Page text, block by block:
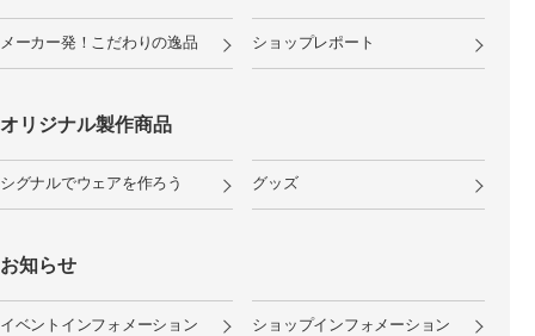
メーカー発！こだわりの逸品 ショップレポート
オリジナル製作商品
シグナルでウェアを作ろう グッズ
お知らせ
イベントインフォメーション ショップインフォメーション